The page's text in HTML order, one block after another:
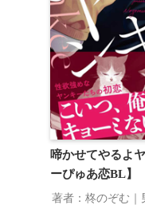
啼かせてやるよ
ーぴゅあ恋BL】
著者：柊のぞむ｜